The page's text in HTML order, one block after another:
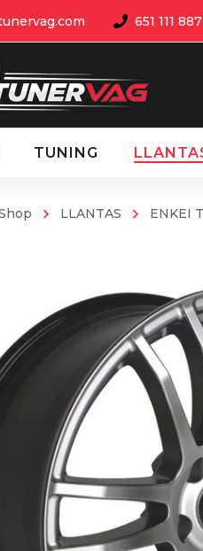
651 111 887
TUNING
LLANTAS ENKEI